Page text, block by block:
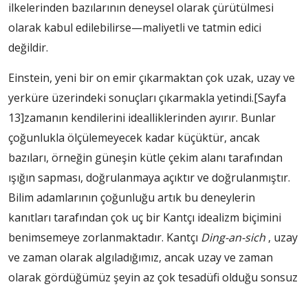
ilkelerinden bazılarının deneysel olarak çürütülmesi
olarak kabul edilebilirse—maliyetli ve tatmin edici
değildir.
Einstein, yeni bir on emir çıkarmaktan çok uzak, uzay ve
yerküre üzerindeki sonuçları çıkarmakla yetindi.[Sayfa
13]zamanın kendilerini idealliklerinden ayırır. Bunlar
çoğunlukla ölçülemeyecek kadar küçüktür, ancak
bazıları, örneğin güneşin kütle çekim alanı tarafından
ışığın sapması, doğrulanmaya açıktır ve doğrulanmıştır.
Bilim adamlarının çoğunluğu artık bu deneylerin
kanıtları tarafından çok uç bir Kantçı idealizm biçimini
benimsemeye zorlanmaktadır. Kantçı Ding-an-sich , uzay
ve zaman olarak algıladığımız, ancak uzay ve zaman
olarak gördüğümüz şeyin az çok tesadüfi olduğu sonsuz